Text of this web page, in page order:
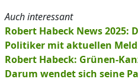
Auch interessant
Robert Habeck News 2025:
Politiker mit aktuellen
Robert Habeck: Grünen-
Darum wendet sich seine